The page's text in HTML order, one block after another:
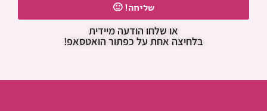
שליחה! 🙂
או שלחו הודעה מיידית
בלחיצה אחת על כפתור הואטסאפ!